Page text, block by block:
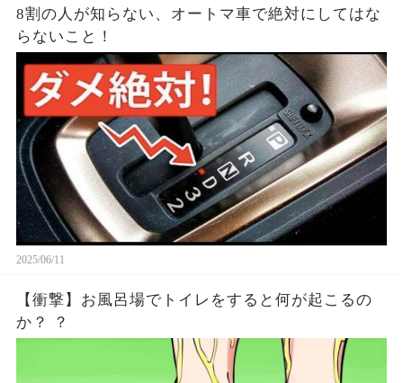
8割の人が知らない、オートマ車で絶対にしてはな
らないこと！
2025/06/11
【衝撃】お風呂場でトイレをすると何が起こるの
か？ ？